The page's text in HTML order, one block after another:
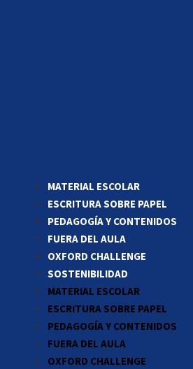
MATERIAL ESCOLAR
ESCRITURA SOBRE PAPEL
PEDAGOGÍA Y CONTENIDOS
FUERA DEL AULA
OXFORD CHALLENGE
SOSTENIBILIDAD
MATERIAL ESCOLAR
ESCRITURA SOBRE PAPEL
PEDAGOGÍA Y CONTENIDOS
FUERA DEL AULA
OXFORD CHALLENGE